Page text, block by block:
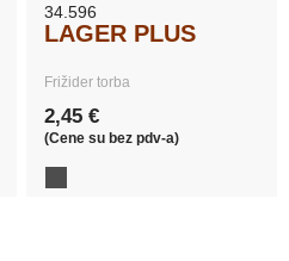
34.596
LAGER PLUS
Frižider torba
2,45 €
(Cene su bez pdv-a)